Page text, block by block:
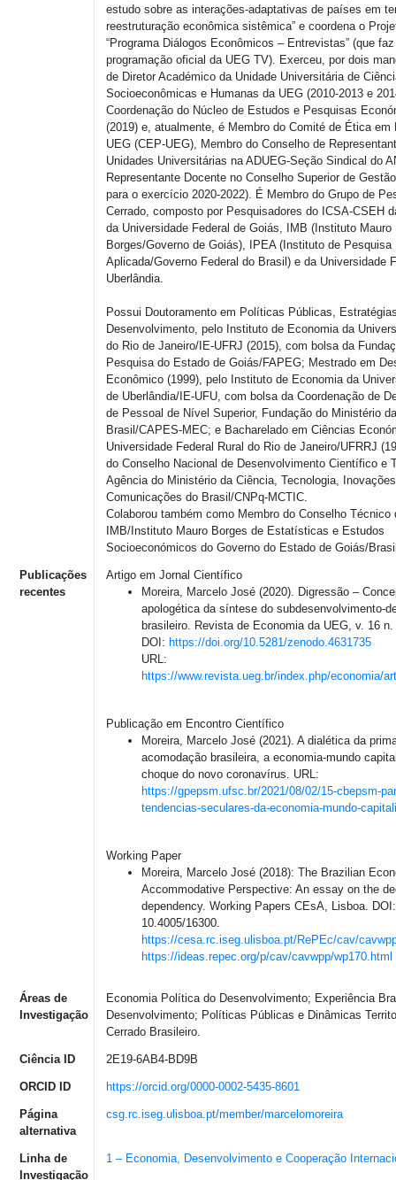
estudo sobre as interações-adaptativas de países em
reestruturação econômica sistêmica” e coordena o
“Programa Diálogos Econômicos – Entrevistas” (que
programação oficial da UEG TV). Exerceu, por dois
de Diretor Académico da Unidade Universitária de
Socioeconômicas e Humanas da UEG (2010-2013 e
Coordenação do Núcleo de Estudos e Pesquisas
(2019) e, atualmente, é Membro do Comité de Ética em
UEG (CEP-UEG), Membro do Conselho de
Unidades Universitárias na ADUEG-Seção Sindical do
Representante Docente no Conselho Superior de
para o exercício 2020-2022). É Membro do Grupo de
Cerrado, composto por Pesquisadores do ICSA-CSEH
da Universidade Federal de Goiás, IMB (Instituto Mauro
Borges/Governo de Goiás), IPEA (Instituto de Pesquisa
Aplicada/Governo Federal do Brasil) e da Universidade
Uberlândia.
Possui Doutoramento em Políticas Públicas,
Desenvolvimento, pelo Instituto de Economia da
do Rio de Janeiro/IE-UFRJ (2015), com bolsa da
Pesquisa do Estado de Goiás/FAPEG; Mestrado em
Econômico (1999), pelo Instituto de Economia da
de Uberlândia/IE-UFU, com bolsa da Coordenação de
de Pessoal de Nível Superior, Fundação do Ministério
Brasil/CAPES-MEC; e Bacharelado em Ciências
Universidade Federal Rural do Rio de Janeiro/UFRRJ
do Conselho Nacional de Desenvolvimento Científico e
Agência do Ministério da Ciência, Tecnologia,
Comunicações do Brasil/CNPq-MCTIC.
Colaborou também como Membro do Conselho Técnico
IMB/Instituto Mauro Borges de Estatísticas e Estudos
Socioeconómicos do Governo do Estado de Goiás/
Publicações
recentes
Artigo em Jornal Científico
Moreira, Marcelo José (2020). Digressão –
apologética da síntese do subdesenvolvimento-
brasileiro. Revista de Economia da UEG, v. 16
DOI: https://doi.org/10.5281/zenodo.4631735
URL:
https://www.revista.ueg.br/index.php/economia/
Publicação em Encontro Científico
Moreira, Marcelo José (2021). A dialética da
acomodação brasileira, a economia-mundo
choque do novo coronavírus. URL:
https://gpepsm.ufsc.br/2021/08/02/15-cbepsm-
tendencias-seculares-da-economia-mundo-
Working Paper
Moreira, Marcelo José (2018): The Brazilian
Accommodative Perspective: An essay on the
dependency. Working Papers CEsA, Lisboa. DOI:
10.4005/16300.
https://cesa.rc.iseg.ulisboa.pt/RePEc/cav/
https://ideas.repec.org/p/cav/cavwpp/wp170.html
Áreas de
Investigação
Economia Política do Desenvolvimento; Experiência
Desenvolvimento; Políticas Públicas e Dinâmicas
Cerrado Brasileiro.
Ciência ID 2E19-6AB4-BD9B
ORCID ID https://orcid.org/0000-0002-5435-8601
Página
alternativa
csg.rc.iseg.ulisboa.pt/member/marcelomoreira
Linha de
Investigação
1 – Economia, Desenvolvimento e Cooperação